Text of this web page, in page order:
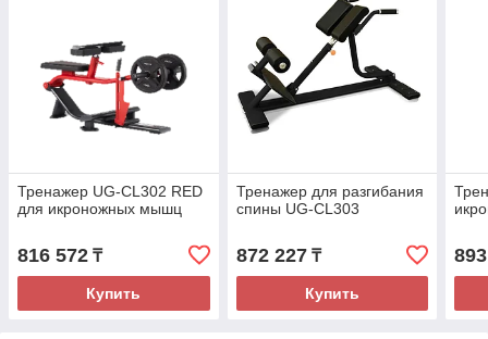
Тренажер UG-CL302 RED
для икроножных мышц
816 572 ₸
Купить
Тренажер для разгибания
спины UG-CL303
872 227₸
Купить